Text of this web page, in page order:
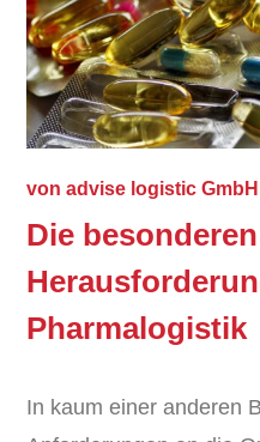
vonadvise logistic GmbH
Die besonderen
Pharmalogistik
In kaum einer anderen